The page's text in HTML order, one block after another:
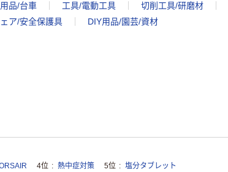
品/台車 工具/電動工具 切削工具/研磨材
ア/安全保護具 DIY用品/園芸/資材
4位 熱中症対策 5位 塩分タブレット